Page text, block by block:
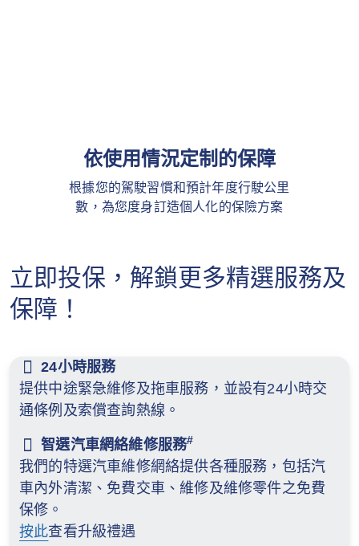
依使用情況定制的保障
根據您的駕駛習慣和預計年度行駛公里
數，為您度身訂造個人化的保險方案
立即投保，解鎖更多精選服務及
保障！
24小時服務
提供中途緊急維修及拖車服務，並設有24小時交
通條例及索償查詢熱線。
智選汽車網絡維修服務#
我們的特選汽車維修網絡提供各種服務，包括汽
車內外清潔、免費交車、維修及維修零件之免費
保修。
按此查看升級禮遇